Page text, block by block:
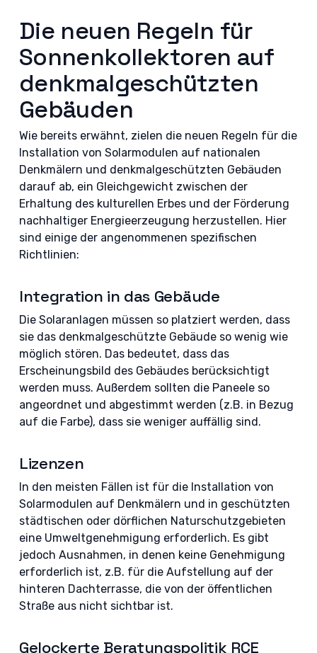
Die neuen Regeln für
Sonnenkollektoren auf
denkmalgeschützten
Gebäuden
Wie bereits erwähnt, zielen die neuen Regeln für die
Installation von Solarmodulen auf nationalen
Denkmälern und denkmalgeschützten Gebäuden
darauf ab, ein Gleichgewicht zwischen der
Erhaltung des kulturellen Erbes und der Förderung
nachhaltiger Energieerzeugung herzustellen. Hier
sind einige der angenommenen spezifischen
Richtlinien:
Integration in das Gebäude
Die Solaranlagen müssen so platziert werden, dass
sie das denkmalgeschützte Gebäude so wenig wie
möglich stören. Das bedeutet, dass das
Erscheinungsbild des Gebäudes berücksichtigt
werden muss. Außerdem sollten die Paneele so
angeordnet und abgestimmt werden (z.B. in Bezug
auf die Farbe), dass sie weniger auffällig sind.
Lizenzen
In den meisten Fällen ist für die Installation von
Solarmodulen auf Denkmälern und in geschützten
städtischen oder dörflichen Naturschutzgebieten
eine Umweltgenehmigung erforderlich. Es gibt
jedoch Ausnahmen, in denen keine Genehmigung
erforderlich ist, z.B. für die Aufstellung auf der
hinteren Dachterrasse, die von der öffentlichen
Straße aus nicht sichtbar ist.
Gelockerte Beratungspolitik RCE